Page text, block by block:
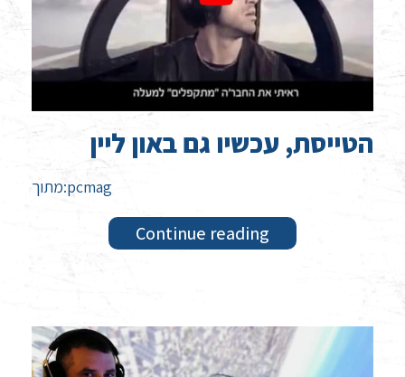
הטייסת, עכשיו גם באון ליין
מתוך:pcmag
Continue reading